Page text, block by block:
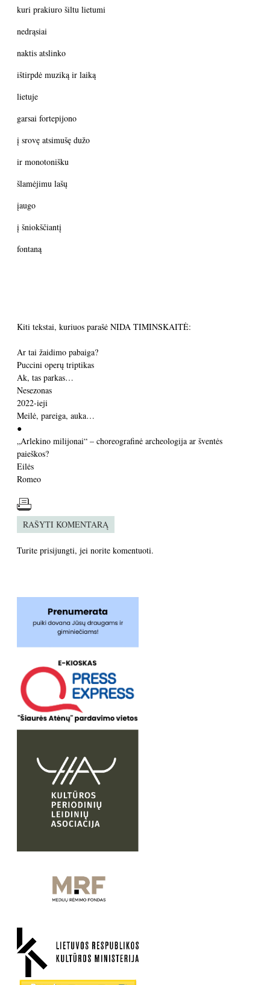
kuri prakiuro šiltu lietumi
nedrąsiai
naktis atslinko
ištirpdė muziką ir laiką
lietuje
garsai fortepijono
į srovę atsimušę dužo
ir monotonišku
šlamėjimu lašų
įaugo
į šniokščiantį
fontaną
Kiti tekstai, kuriuos parašė NIDA TIMINSKAITĖ:
Ar tai žaidimo pabaiga?
Puccini operų triptikas
Ak, tas parkas…
Nesezonas
2022-ieji
Meilė, pareiga, auka…
●
„Arlekino milijonai“ – choreografinė archeologija ar šventės
paieškos?
Eilės
Romeo
RAŠYTI KOMENTARĄ
Turite prisijungti, jei norite komentuoti.